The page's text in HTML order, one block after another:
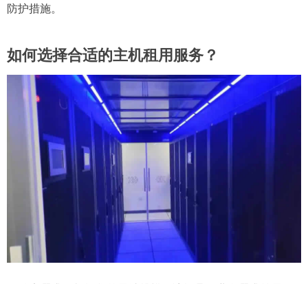
防护措施。
如何选择合适的主机租用服务？